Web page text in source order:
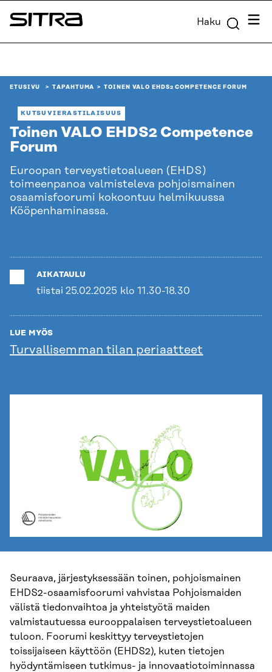
Siirry
suoraan
Sitra Haku
ETUSIVU TAPAHTUMA TOINEN VALO EHDS2 COMPETENCE FORUM
KUTSUVIERASTILAISUUS
Toinen VALO EHDS2 Competence
Forum
Euroopan terveystietoalueen (EHDS)
toimeenpanoa valmisteleva pohjoismainen
osaamisfoorumi kokoontuu helmikuussa
Kööpenhaminassa.
AIKATAULU
tiistai 25.02.2025 klo 11.30-18.30
LUE MYÖS
Turvallisemman tilan periaatteet
Seuraava, järjestyksessään toinen, pohjoismainen
EHDS2-osaamisfoorumi vahvistaa Pohjoismaiden
välistä tiedonvaihtoa ja yhteistyötä maiden
valmistautuessa eurooppalaisen terveystietoalueen
tuloon. Foorumi keskittyy terveystietojen
toissijaiseen käyttöön (EHDS2), kuten tietojen
hyödyntämiseen tutkimus- ja innovaatiotoiminnassa